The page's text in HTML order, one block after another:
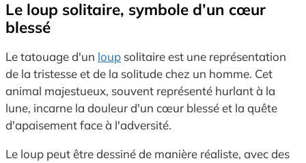
Le loup solitaire, symbole d’un cœur
blessé
Le tatouage d'un loup solitaire est une représentation
de la tristesse et de la solitude chez un homme. Cet
animal majestueux, souvent représenté hurlant à la
lune, incarne la douleur d'un cœur blessé et la quête
d'apaisement face à l'adversité.
Le loup peut être dessiné de manière réaliste, avec des